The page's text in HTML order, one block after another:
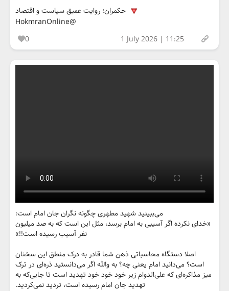
حکمران؛ روایت عمیق سیاست و اقتصاد
@HokmranOnline
0
1 July 2026 | 11:25
می‌ببینید شهید مطهری چگونه نگران جان امام است:
«خدای نکرده اگر آسیبی به امام برسد، مثل این است که به صد میلیون
نفر آسیب رسیده است!!»
اصلا دستگاه محاسباتی ذهن شما قادر به درک منطق این سخنان
است؟ می‌دانید امام یعنی چه؟ به والله اگر می‌دانستید ذره‌ای در ترک
میز مذاکره‌ای که علی‌الدوام زیر خود خود خود تهدید است تا جایی‌که به
تهدید جان امام رسیده است، تردید نمی‌کردید.